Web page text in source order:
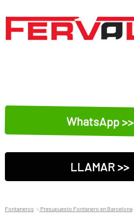
WhatsApp >>
LLAMAR >>
Fontaneros Presupuesto Fontanero en Barcelona